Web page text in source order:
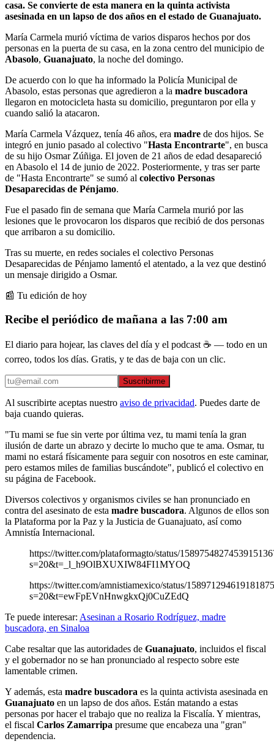
casa. Se convierte de esta manera en la quinta activista
asesinada en un lapso de dos años en el estado de Guanajuato.
María Carmela murió víctima de varios disparos hechos por dos
personas en la puerta de su casa, en la zona centro del municipio de
Abasolo, Guanajuato, la noche del domingo.
De acuerdo con lo que ha informado la Policía Municipal de
Abasolo, estas personas que agredieron a la madre buscadora
llegaron en motocicleta hasta su domicilio, preguntaron por ella y
cuando salió la atacaron.
María Carmela Vázquez, tenía 46 años, era madre de dos hijos. Se
integró en junio pasado al colectivo "Hasta Encontrarte", en busca
de su hijo Osmar Zúñiga. El joven de 21 años de edad desapareció
en Abasolo el 14 de junio de 2022. Posteriormente, y tras ser parte
de "Hasta Encontrarte" se sumó al colectivo Personas
Desaparecidas de Pénjamo.
Fue el pasado fin de semana que María Carmela murió por las
lesiones que le provocaron los disparos que recibió de dos personas
que arribaron a su domicilio.
Tras su muerte, en redes sociales el colectivo Personas
Desaparecidas de Pénjamo lamentó el atentado, a la vez que destinó
un mensaje dirigido a Osmar.
📰 Tu edición de hoy
Recibe el periódico de mañana a las 7:00 am
El diario para hojear, las claves del día y el podcast ☕ — todo en un
correo, todos los días. Gratis, y te das de baja con un clic.
Suscribirme
Al suscribirte aceptas nuestro aviso de privacidad. Puedes darte de
baja cuando quieras.
"Tu mami se fue sin verte por última vez, tu mami tenía la gran
ilusión de darte un abrazo y decirte lo mucho que te ama. Osmar, tu
mami no estará físicamente para seguir con nosotros en este caminar,
pero estamos miles de familias buscándote", publicó el colectivo en
su página de Facebook.
Diversos colectivos y organismos civiles se han pronunciado en
contra del asesinato de esta madre buscadora. Algunos de ellos son
la Plataforma por la Paz y la Justicia de Guanajuato, así como
Amnistía Internacional.
https://twitter.com/plataformagto/status/
s=20&t=_l_h9OlBXUXIW84FI1MYOQ
https://twitter.com/amnistiamexico/status/
s=20&t=ewFpEVnHnwgkxQj0CuZEdQ
Te puede interesar: Asesinan a Rosario Rodríguez, madre
buscadora, en Sinaloa
Cabe resaltar que las autoridades de Guanajuato, incluidos el fiscal
y el gobernador no se han pronunciado al respecto sobre este
lamentable crimen.
Y además, esta madre buscadora es la quinta activista asesinada en
Guanajuato en un lapso de dos años. Están matando a estas
personas por hacer el trabajo que no realiza la Fiscalía. Y mientras,
el fiscal Carlos Zamarripa presume que encabeza una "gran"
dependencia.